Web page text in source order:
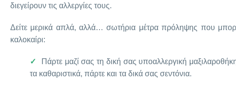
διεγείρουν τις αλλεργίες τους.
Δείτε μερικά απλά, αλλά… σωτήρια μέτρα πρόληψης που
καλοκαίρι:
Πάρτε μαζί σας τη δική σας υποαλλεργική
τα καθαριστικά, πάρτε και τα δικά σας σεντόνια.